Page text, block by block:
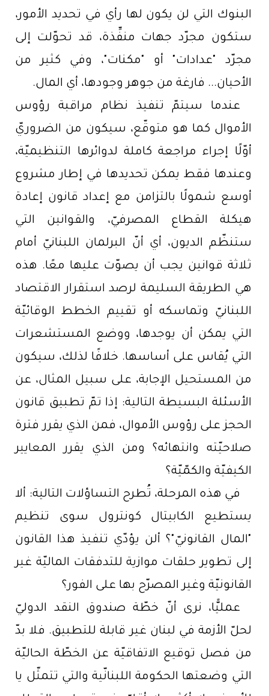
البنوك التي لن يكون لها رأي في تحديد الأمور،
ستكون مجرّد جهات منفِّذة، قد تحوّلت إلى
مجرّد "عدادات" أو "مكنات"، وفي كثير من
الأحيان... فارغة من جوهر وجودها، أي المال.
عندما سيتمّ تنفيذ نظام مراقبة رؤوس
الأموال كما هو متوقّع، سيكون من الضروريّ
أوّلًا إجراء مراجعة كاملة لدوائرها التنظيميّة،
وعندها فقط يمكن تحديدها في إطار مشروع
أوسع شمولًا بالتزامن مع إعداد قانون إعادة
هيكلة القطاع المصرفيّ، والقوانين التي
ستنظّم الديون، أي أنّ البرلمان اللبنانيّ أمام
ثلاثة قوانين يجب أن يصوّت عليها معًا. هذه
هي الطريقة السليمة لرصد استقرار الاقتصاد
اللبنانيّ وتماسكه أو تقييم الخطط الوقائيّة
التي يمكن أن يوجدها، ووضع المستشعرات
التي يُقاس على أساسها. خلافًا لذلك، سيكون
من المستحيل الإجابة، على سبيل المثال، عن
الأسئلة البسيطة التالية: إذا تمّ تطبيق قانون
الحجز على رؤوس الأموال، فمن الذي يقرر فترة
صلاحيّته وانتهائه؟ ومن الذي يقرر المعايير
الكيفيّة والكمّيّة؟
في هذه المرحلة، تُطرح التساؤلات التالية: ألا
يستطيع الكابيتال كونترول سوى تنظيم
"المال القانونيّ"؟ ألن يؤدّي تنفيذ هذا القانون
إلى تطوير حلقات موازية للتدفقات الماليّة غير
القانونيّة وغير المصرّح بها على الفور؟
عمليًّا، نرى أنّ خطّة صندوق النقد الدوليّ
لحلّ الأزمة في لبنان غير قابلة للتطبيق. فلا بدّ
من فصل توقيع الاتفاقيّة عن الخطّة الحاليّة
التي وضعتها الحكومة اللبنانّية والتي تتمثّل يا